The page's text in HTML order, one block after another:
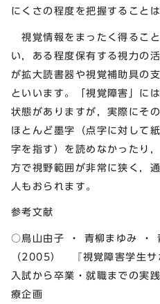
にくさの程度を把握すること
視覚情報をまったく得るこ
い，ある程度保有する視力の
が拡大読書器や視覚補助具の
といいます。「視覚障害」に
状態がありますが，実際にそ
ほとんど墨字（点字に対して
字を指す）を読めなかったり
方で視野範囲が非常に狭く，
人もおられます。
参考文献
○鳥山由子 ・ 青柳まゆみ ・
（2005） 『視覚障害学生
入試から卒業・就職までの実
療企画